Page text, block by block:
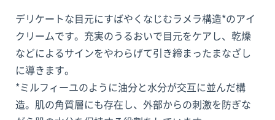
デリケートな目元にすばやくなじむラメラ構造*のアイ
クリームです。充実のうるおいで目元をケアし、乾燥
などによるサインをやわらげて引き締まったまなざし
に導きます。
*ミルフィーユのように油分と水分が交互に並んだ構
造。肌の角質層にも存在し、外部からの刺激を防ぎな